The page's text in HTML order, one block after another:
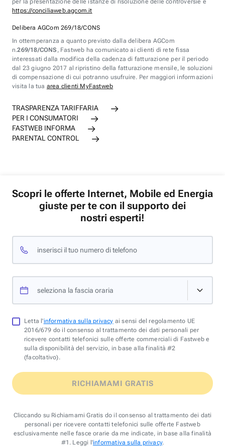
per la presentazione delle istanze di risoluzione delle controversie è
https://conciliaweb.agcom.it
Delibera AGCom 269/18/CONS
In ottemperanza a quanto previsto dalla delibera AGCom
n.269/18/CONS , Fastweb ha comunicato ai clienti di rete fissa
interessati dalla modifica della cadenza di fatturazione per il periodo
dal 23 giugno 2017 al ripristino della fatturazione mensile, le soluzioni
di compensazione di cui potranno usufruire. Per maggiori informazioni
visita la tua area clienti MyFastweb
TRASPARENZA TARIFFARIA
PER I CONSUMATORI
FASTWEB INFORMA
PARENTAL CONTROL
Scopri le offerte Internet, Mobile ed Energia
giuste per te con il supporto dei
nostri esperti!
inserisci il tuo numero di telefono
seleziona la fascia oraria
Letta l'informativa sulla privacy ai sensi del regolamento UE
2016/679 do il consenso al trattamento dei dati personali per
ricevere contatti telefonici sulle offerte commerciali di Fastweb e
sulla disponibilità del servizio, in base alla finalità #2
(facoltativo).
RICHIAMAMI GRATIS
Cliccando su Richiamami Gratis do il consenso al trattamento dei dati
personali per ricevere contatti telefonici sulle offerte Fastweb
esclusivamente nelle fasce orarie da me indicate, in base alla finalità
#1. Leggi l'informativa sulla privacy.